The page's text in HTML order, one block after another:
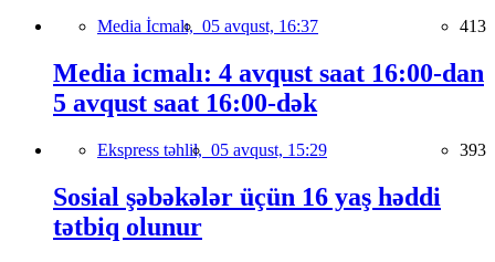
Media İcmalı, 05 avqust, 16:37 413
Media icmalı: 4 avqust saat 16:00-dan
5 avqust saat 16:00-dək
Ekspress təhlil, 05 avqust, 15:29 393
Sosial şəbəkələr üçün 16 yaş həddi
tətbiq olunur